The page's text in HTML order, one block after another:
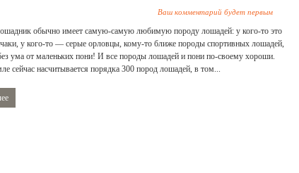
Ваш комментарий будет первым
обычно имеет самую-самую любимую породу лошадей: у кого-то это
у кого-то — серые орловцы, кому-то ближе породы спортивных лошадей,
ума от маленьких пони! И все породы лошадей и пони по-своему хороши.
сейчас насчитывается порядка 300 пород лошадей, в том...